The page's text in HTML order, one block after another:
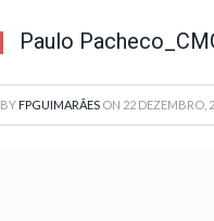
Paulo
BY FPGUIMARÃES ON 22 DEZEMBRO,